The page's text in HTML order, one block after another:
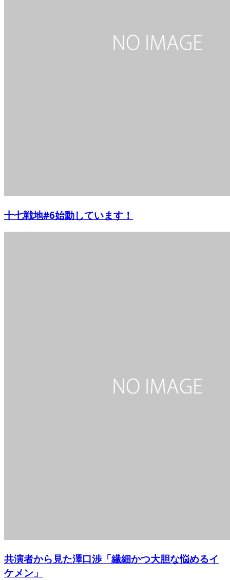
十七戦地#6始動しています！
共演者から見た澤口渉「繊細かつ大胆な悩めるイ
ケメン」